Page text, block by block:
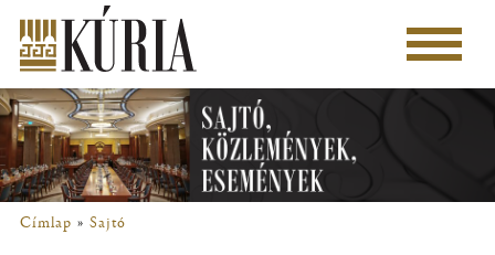
tartalomra
Főmenü
Címlap Sajtó